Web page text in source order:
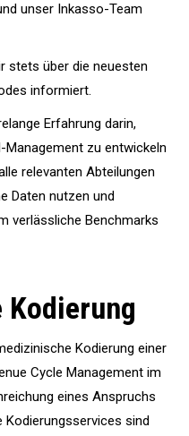
unser Inkasso-Team
stets über die neuesten
informiert.
Erfahrung darin,
zu entwickeln
relevanten Abteilungen
Daten nutzen und
verlässliche Benchmarks
Kodierung einer
Cycle Management im
eines Anspruchs
sind